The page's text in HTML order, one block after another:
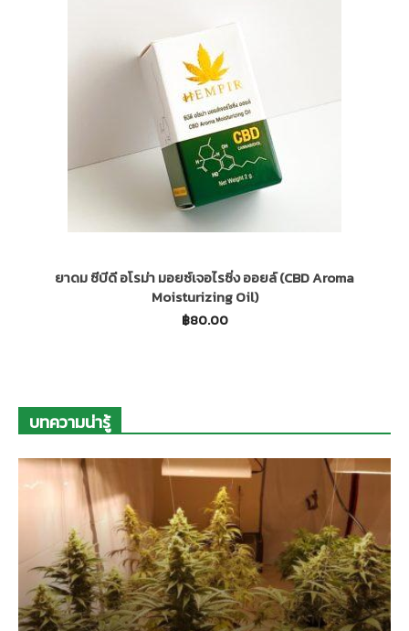
ยาดม ซีบีดี อโรม่า มอยซ์เจอไรซิ่ง ออยล์ (CBD Aroma
Moisturizing Oil)
฿80.00
บทความน่ารู้